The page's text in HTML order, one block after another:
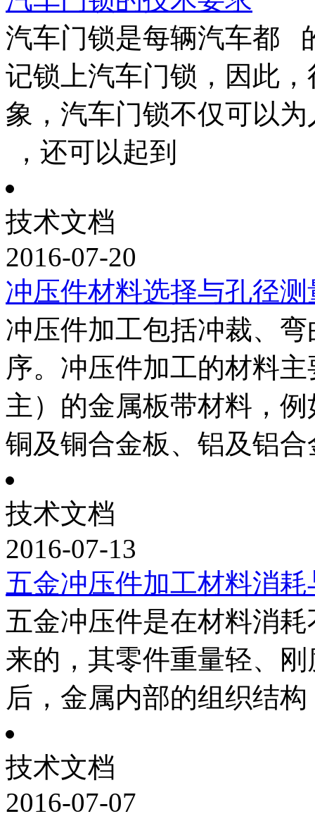
汽车门锁是每辆汽车都
记锁上汽车门锁，因此
象，汽车门锁不仅可以
，还可以起到
技术文档
2016-07-20
冲压件材料选择与孔径测
冲压件加工包括冲裁、
序。冲压件加工的材料
主）的金属板带材料，
铜及铜合金板、铝及铝
技术文档
2016-07-13
五金冲压件加工材料消
五金冲压件是在材料消
来的，其零件重量轻、
后，金属内部的组织结
技术文档
2016-07-07